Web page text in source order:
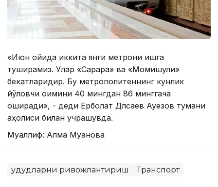
«Июн ойида иккита янги метрони ишга
туширамиз. Улар «Сарарқа» ва «Момишули»
бекатларидир. Бу метрополитеннинг кунлик
йўловчи оқимини 40 мингдан 86 минггача
оширади», - деди Ерболат Длсаев Ауезов тумани
аҳолиси билан учрашувда.
Муаллиф: Алма Муқанова
Ҳудудларни ривожлантириш Транспорт